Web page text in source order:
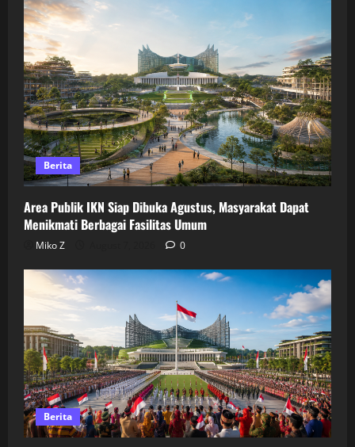
Berita
Area Publik IKN Siap Dibuka Agustus, Masyarakat Dapat
Menikmati Berbagai Fasilitas Umum
Miko Z 0
Berita